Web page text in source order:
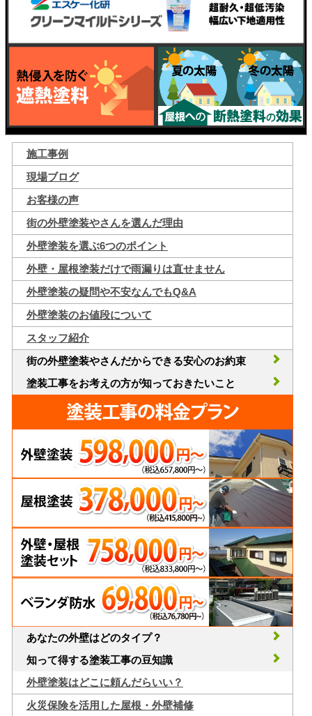
施工事例
現場ブログ
お客様の声
街の外壁塗装やさんを選んだ理由
外壁塗装を選ぶ6つのポイント
外壁・屋根塗装だけで雨漏りは直せません
外壁塗装の疑問や不安なんでもQ&A
外壁塗装のお値段について
スタッフ紹介
街の外壁塗装やさんだからできる安心のお約束
塗装工事をお考えの方が知っておきたいこと
あなたの外壁はどのタイプ？
知って得する塗装工事の豆知識
外壁塗装はどこに頼んだらいい？
火災保険を活用した屋根・外壁補修